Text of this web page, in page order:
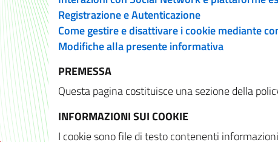
Registrazione e Autenticazione
Come gestire e disattivare i cookie mediante
Modifiche alla presente informativa
PREMESSA
Questa pagina costituisce una sezione della
INFORMAZIONI SUI COOKIE
I cookie sono file di testo contenenti